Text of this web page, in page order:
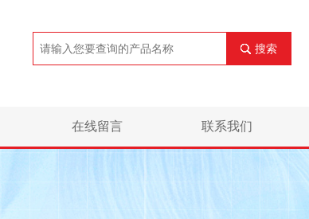
搜索
在线留言 联系我们